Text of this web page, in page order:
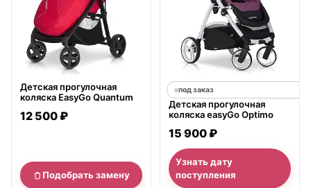
Детская прогулочная
коляска EasyGo Quantum
12 500 ₽
Подобрать замену
под заказ
Детская прогулочная
коляска easyGo Optimo
15 900 ₽
Узнать дату
поступления